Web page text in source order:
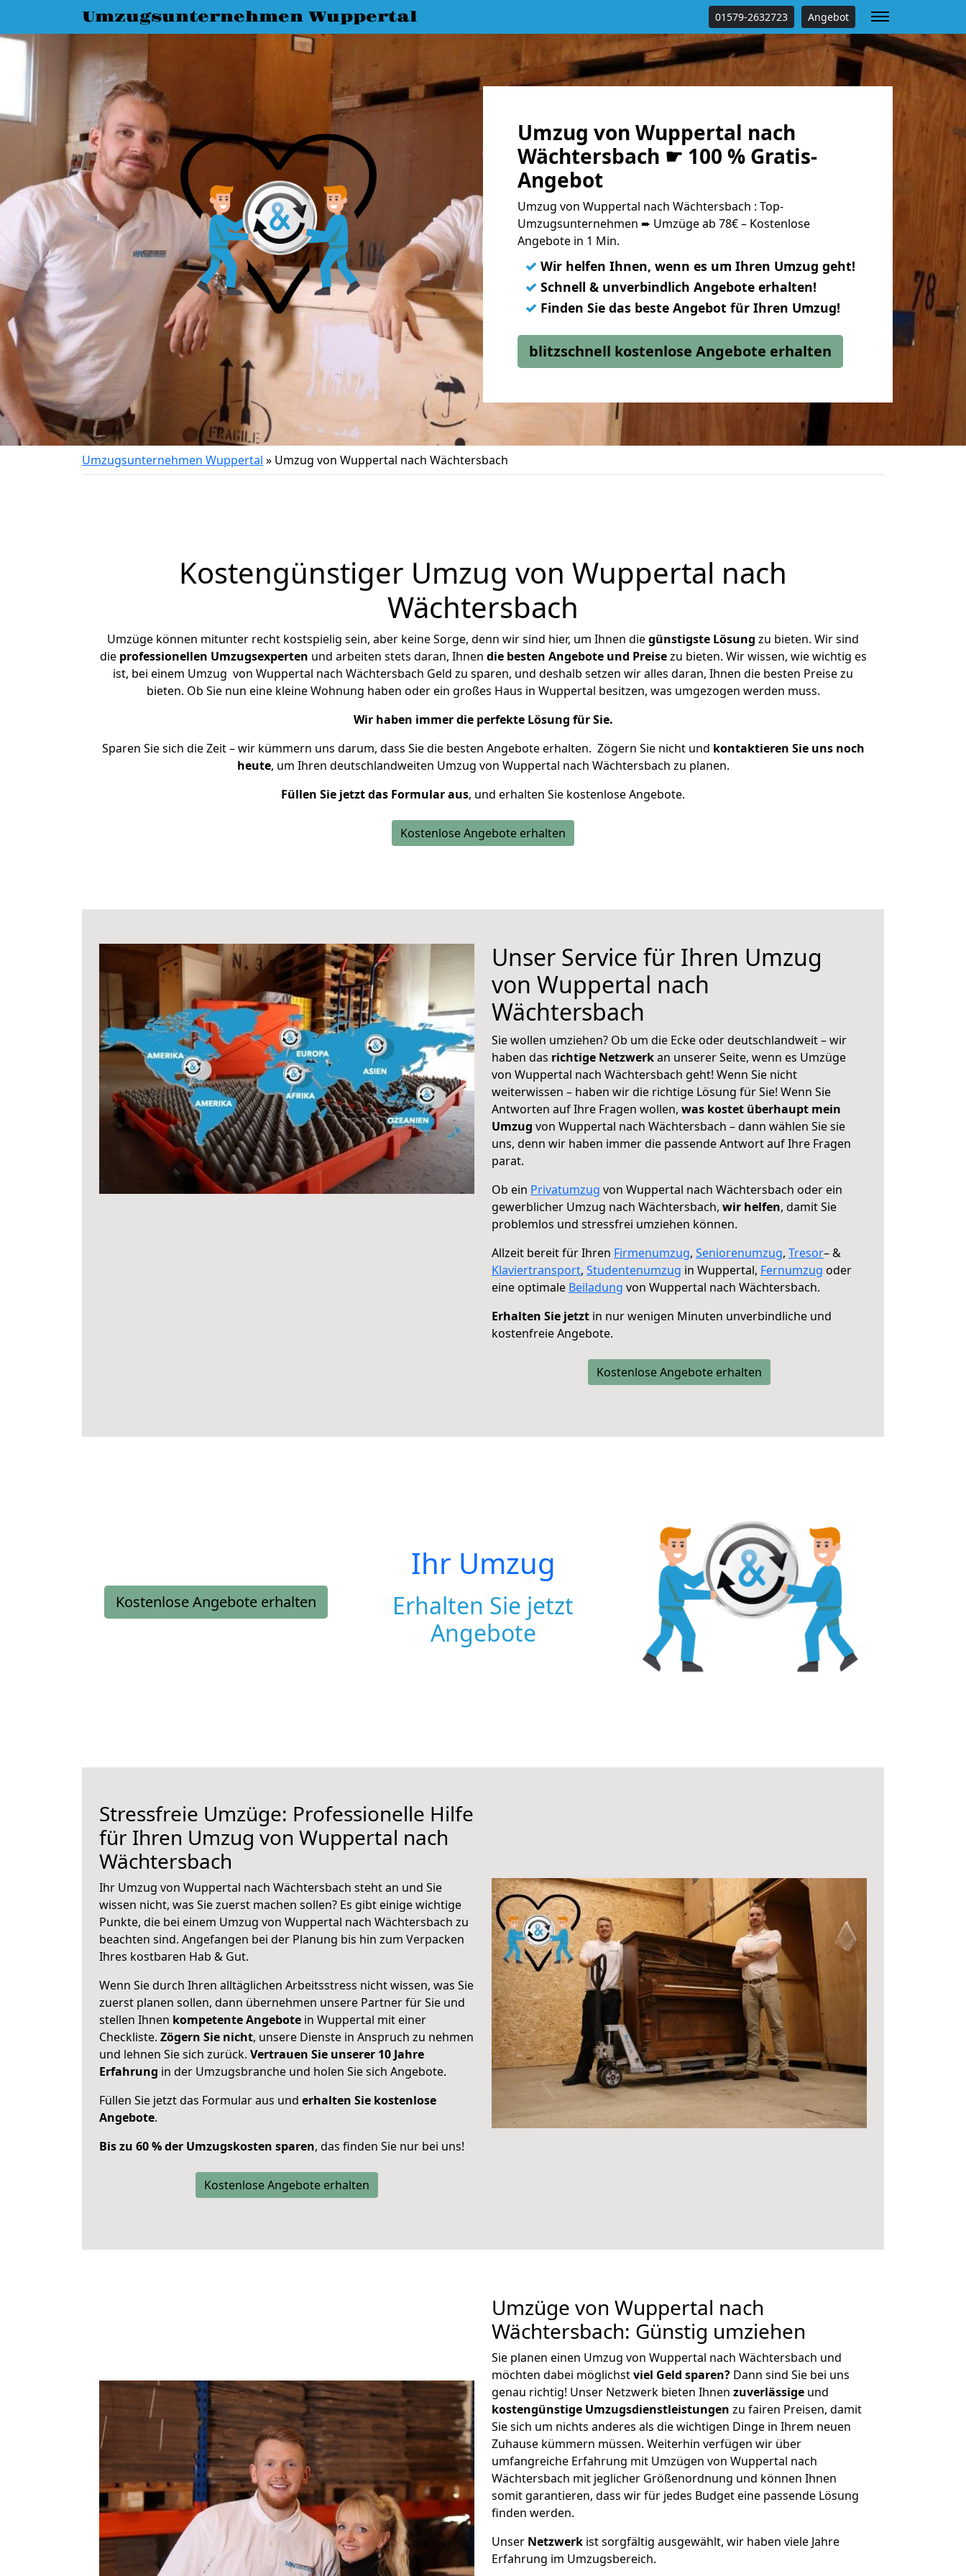
Umzugsunternehmen Wuppertal 01579-2632723 Angebot
Umzug von Wuppertal nach
Wächtersbach ☛ 100 % Gratis-
Angebot
Umzug von Wuppertal nach Wächtersbach : Top-
Umzugsunternehmen ➨ Umzüge ab 78€ – Kostenlose
Angebote in 1 Min.
✓ Wir helfen Ihnen, wenn es um Ihren Umzug geht!
✓ Schnell & unverbindlich Angebote erhalten!
✓ Finden Sie das beste Angebot für Ihren Umzug!
blitzschnell kostenlose Angebote erhalten
Umzugsunternehmen Wuppertal » Umzug von Wuppertal nach Wächtersbach
Kostengünstiger Umzug von Wuppertal nach
Wächtersbach
Umzüge können mitunter recht kostspielig sein, aber keine Sorge, denn wir sind hier, um Ihnen diegünstigste Lösung zu bieten. Wir sind
die professionellen Umzugsexperten und arbeiten stets daran, Ihnen die besten Angebote und Preisezu bieten. Wir wissen, wie wichtig es
ist, bei einem Umzug von Wuppertal nach Wächtersbach Geld zu sparen, und deshalb setzen wir alles daran, Ihnen die besten Preise zu
bieten. Ob Sie nun eine kleine Wohnung haben oder ein großes Haus in Wuppertal besitzen, was umgezogen werden muss.
Wir haben immer die perfekte Lösung für Sie.
Sparen Sie sich die Zeit – wir kümmern uns darum, dass Sie die besten Angebote erhalten. Zögern Sie nicht und kontaktieren Sie uns noch
heute, um Ihren deutschlandweiten Umzug von Wuppertal nach Wächtersbach zu planen.
Füllen Sie jetzt das Formular aus, und erhalten Sie kostenlose Angebote.
Kostenlose Angebote erhalten
Unser Service für Ihren Umzug
von Wuppertal nach
Wächtersbach
Sie wollen umziehen? Ob um die Ecke oder deutschlandweit – wir
haben das richtige Netzwerkan unserer Seite, wenn es Umzüge
von Wuppertal nach Wächtersbach geht! Wenn Sie nicht
weiterwissen – haben wir die richtige Lösung für Sie! Wenn Sie
Antworten auf Ihre Fragen wollen, was kostet überhaupt mein
Umzug von Wuppertal nach Wächtersbach – dann wählen Sie sie
uns, denn wir haben immer die passende Antwort auf Ihre Fragen
parat.
Ob ein Privatumzug von Wuppertal nach Wächtersbach oder ein
gewerblicher Umzug nach Wächtersbach, wir helfen, damit Sie
problemlos und stressfrei umziehen können.
Allzeit bereit für Ihren Firmenumzug, Seniorenumzug, Tresor– &
Klaviertransport, Studentenumzug in Wuppertal, Fernumzug oder
eine optimale Beiladung von Wuppertal nach Wächtersbach.
Erhalten Sie jetzt in nur wenigen Minuten unverbindliche und
kostenfreie Angebote.
Kostenlose Angebote erhalten
Kostenlose Angebote erhalten
Ihr Umzug
Erhalten Sie jetzt
Angebote
Stressfreie Umzüge: Professionelle Hilfe
für Ihren Umzug von Wuppertal nach
Wächtersbach
Ihr Umzug von Wuppertal nach Wächtersbach steht an und Sie
wissen nicht, was Sie zuerst machen sollen? Es gibt einige wichtige
Punkte, die bei einem Umzug von Wuppertal nach Wächtersbach zu
beachten sind. Angefangen bei der Planung bis hin zum Verpacken
Ihres kostbaren Hab & Gut.
Wenn Sie durch Ihren alltäglichen Arbeitsstress nicht wissen, was Sie
zuerst planen sollen, dann übernehmen unsere Partner für Sie und
stellen Ihnen kompetente Angebote in Wuppertal mit einer
Checkliste. Zögern Sie nicht, unsere Dienste in Anspruch zu nehmen
und lehnen Sie sich zurück. Vertrauen Sie unserer 10 Jahre
Erfahrung in der Umzugsbranche und holen Sie sich Angebote.
Füllen Sie jetzt das Formular aus und erhalten Sie kostenlose
Angebote.
Bis zu 60 % der Umzugskosten sparen, das finden Sie nur bei uns!
Kostenlose Angebote erhalten
Umzüge von Wuppertal nach
Wächtersbach: Günstig umziehen
Sie planen einen Umzug von Wuppertal nach Wächtersbach und
möchten dabei möglichstviel Geld sparen? Dann sind Sie bei uns
genau richtig! Unser Netzwerk bieten Ihnen zuverlässige und
kostengünstige Umzugsdienstleistungen zu fairen Preisen, damit
Sie sich um nichts anderes als die wichtigen Dinge in Ihrem neuen
Zuhause kümmern müssen. Weiterhin verfügen wir über
umfangreiche Erfahrung mit Umzügen von Wuppertal nach
Wächtersbach mit jeglicher Größenordnung und können Ihnen
somit garantieren, dass wir für jedes Budget eine passende Lösung
finden werden.
Unser Netzwerk ist sorgfältig ausgewählt, wir haben viele Jahre
Erfahrung im Umzugsbereich.